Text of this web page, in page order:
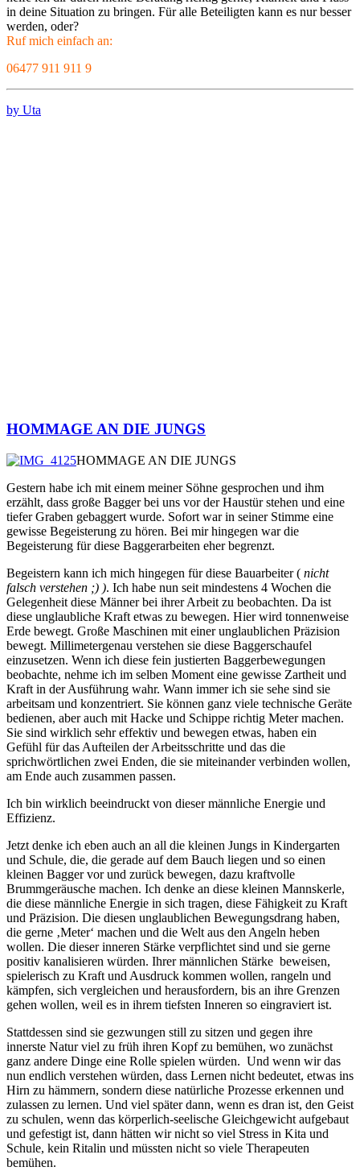
in deine Situation zu bringen. Für alle Beteiligten kann es nur besser
werden, oder?
Ruf mich einfach an:
06477 911 911 9
by Uta
HOMMAGE AN DIE JUNGS
HOMMAGE AN DIE JUNGS
Gestern habe ich mit einem meiner Söhne gesprochen und ihm
erzählt, dass große Bagger bei uns vor der Haustür stehen und eine
tiefer Graben gebaggert wurde. Sofort war in seiner Stimme eine
gewisse Begeisterung zu hören. Bei mir hingegen war die
Begeisterung für diese Baggerarbeiten eher begrenzt.
Begeistern kann ich mich hingegen für diese Bauarbeiter ( nicht
falsch verstehen ;) ). Ich habe nun seit mindestens 4 Wochen die
Gelegenheit diese Männer bei ihrer Arbeit zu beobachten. Da ist
diese unglaubliche Kraft etwas zu bewegen. Hier wird tonnenweise
Erde bewegt. Große Maschinen mit einer unglaublichen Präzision
bewegt. Millimetergenau verstehen sie diese Baggerschaufel
einzusetzen. Wenn ich diese fein justierten Baggerbewegungen
beobachte, nehme ich im selben Moment eine gewisse Zartheit und
Kraft in der Ausführung wahr. Wann immer ich sie sehe sind sie
arbeitsam und konzentriert. Sie können ganz viele technische Geräte
bedienen, aber auch mit Hacke und Schippe richtig Meter machen.
Sie sind wirklich sehr effektiv und bewegen etwas, haben ein
Gefühl für das Aufteilen der Arbeitsschritte und das die
sprichwörtlichen zwei Enden, die sie miteinander verbinden wollen,
am Ende auch zusammen passen.
Ich bin wirklich beeindruckt von dieser männliche Energie und
Effizienz.
Jetzt denke ich eben auch an all die kleinen Jungs in Kindergarten
und Schule, die, die gerade auf dem Bauch liegen und so einen
kleinen Bagger vor und zurück bewegen, dazu kraftvolle
Brummgeräusche machen. Ich denke an diese kleinen Mannskerle,
die diese männliche Energie in sich tragen, diese Fähigkeit zu Kraft
und Präzision. Die diesen unglaublichen Bewegungsdrang haben,
die gerne ‚Meter‘ machen und die Welt aus den Angeln heben
wollen. Die dieser inneren Stärke verpflichtet sind und sie gerne
positiv kanalisieren würden. Ihrer männlichen Stärke beweisen,
spielerisch zu Kraft und Ausdruck kommen wollen, rangeln und
kämpfen, sich vergleichen und herausfordern, bis an ihre Grenzen
gehen wollen, weil es in ihrem tiefsten Inneren so eingraviert ist.
Stattdessen sind sie gezwungen still zu sitzen und gegen ihre
innerste Natur viel zu früh ihren Kopf zu bemühen, wo zunächst
ganz andere Dinge eine Rolle spielen würden. Und wenn wir das
nun endlich verstehen würden, dass Lernen nicht bedeutet, etwas ins
Hirn zu hämmern, sondern diese natürliche Prozesse erkennen und
zulassen zu lernen. Und viel später dann, wenn es dran ist, den Geist
zu schulen, wenn das körperlich-seelische Gleichgewicht aufgebaut
und gefestigt ist, dann hätten wir nicht so viel Stress in Kita und
Schule, kein Ritalin und müssten nicht so viele Therapeuten
bemühen.